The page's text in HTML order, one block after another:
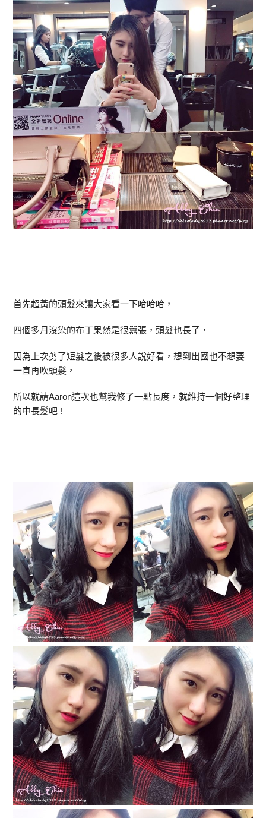
首先超黃的頭髮來讓大家看一下哈哈哈，
四個多月沒染的布丁果然是很囂張，頭髮也長了，
因為上次剪了短髮之後被很多人說好看，想到出國也不想要
一直再吹頭髮，
所以就請Aaron這次也幫我修了一點長度，就維持一個好整理
的中長髮吧 !